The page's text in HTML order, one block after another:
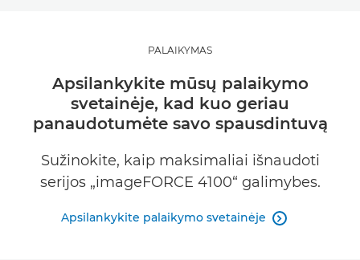
PALAIKYMAS
Apsilankykite mūsų palaikymo
svetainėje, kad kuo geriau
panaudotumėte savo spausdintuvą
Sužinokite, kaip maksimaliai išnaudoti
serijos „imageFORCE 4100“ galimybes.
Apsilankykite palaikymo svetainėje 